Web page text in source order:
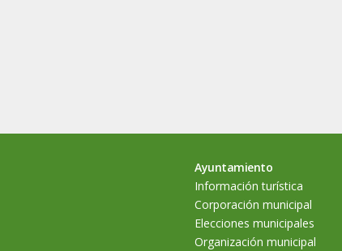
Ayuntamiento
Información turística
Corporación municipal
Elecciones municipales
Organización municipal